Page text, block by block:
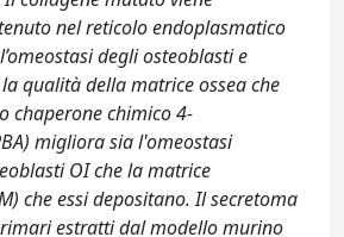
nel reticolo endoplasmatico
degli osteoblasti e
qualità della matrice ossea che
chaperone chimico 4-
migliora sia l'omeostasi
OI che la matrice
che essi depositano. Il secretoma
estratti dal modello murino